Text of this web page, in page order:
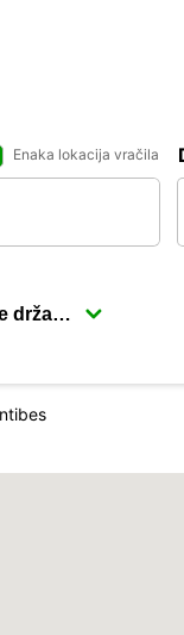
Enaka lokacija vračila